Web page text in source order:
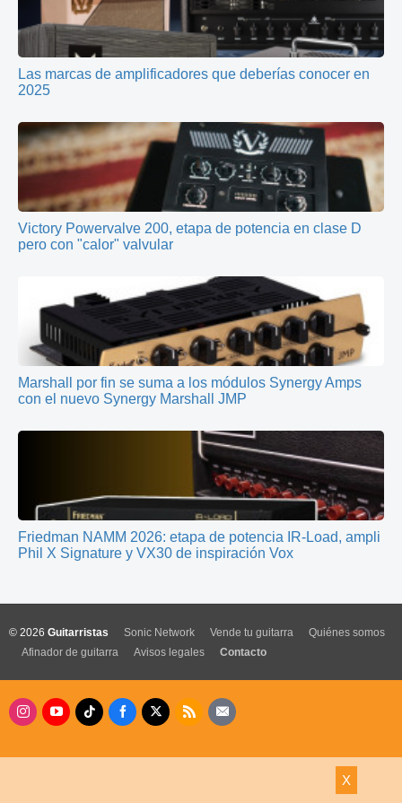
Las marcas de amplificadores que deberías conocer en
2025
Victory Powervalve 200, etapa de potencia en clase D
pero con "calor" valvular
Marshall por fin se suma a los módulos Synergy Amps
con el nuevo Synergy Marshall JMP
Friedman NAMM 2026: etapa de potencia IR-Load, ampli
Phil X Signature y VX30 de inspiración Vox
X
© 2026 Guitarristas Sonic Network Vende tu guitarra
Quiénes somos
Afinador de guitarra
Avisos legales Contacto